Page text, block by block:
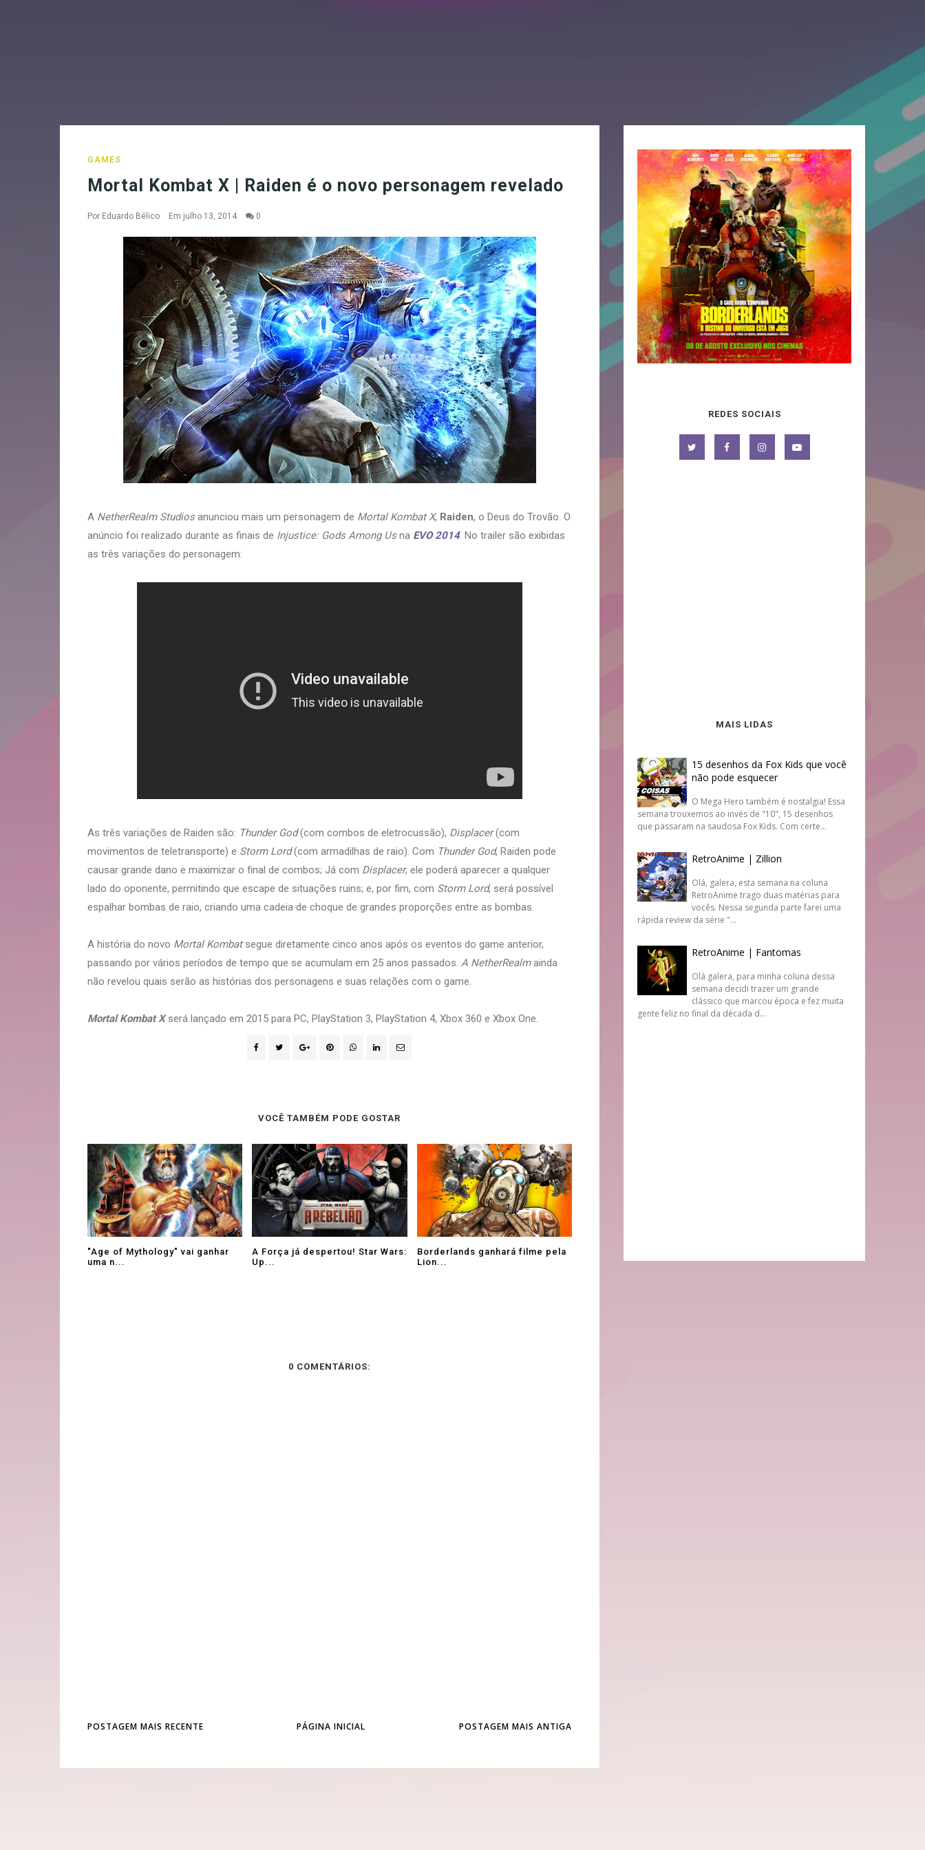
GAMES
Mortal Kombat X | Raiden é o novo personagem revelado
Por Eduardo Bélico Em julho 13, 2014 0
A NetherRealm Studiosanunciou mais um personagem de Mortal Kombat X, Raiden, o Deus do Trovão. O
anúncio foi realizado durante as finais de Injustice: Gods Among Usna EVO 2014. No trailer são exibidas
as três variações do personagem:
As três variações de Raiden são: Thunder God(com combos de eletrocussão), Displacer(com
movimentos de teletransporte) e Storm Lord(com armadilhas de raio). Com Thunder God, Raiden pode
causar grande dano e maximizar o final de combos; Já com Displacer, ele poderá aparecer a qualquer
lado do oponente, permitindo que escape de situações ruins; e, por fim, com Storm Lord, será possível
espalhar bombas de raio, criando uma cadeia de choque de grandes proporções entre as bombas.
A história do novo Mortal Kombatsegue diretamente cinco anos após os eventos do game anterior,
passando por vários períodos de tempo que se acumulam em 25 anos passados. A NetherRealmainda
não revelou quais serão as histórias dos personagens e suas relações com o game.
Mortal Kombat Xserá lançado em 2015 para PC, PlayStation 3, PlayStation 4, Xbox 360 e Xbox One.
VOCÊ TAMBÉM PODE GOSTAR
"Age of Mythology" vai ganhar
uma n...
A Força já despertou! Star Wars:
Up...
Borderlands ganhará filme pela
Lion...
0 COMENTÁRIOS:
POSTAGEM MAIS RECENTE POSTAGEM MAIS ANTIGA
PÁGINA INICIAL
REDES SOCIAIS
MAIS LIDAS
15 desenhos da Fox Kids que você
não pode esquecer
O Mega Hero também é nostalgia! Essa
semana trouxemos ao invés de "10", 15 desenhos
que passaram na saudosa Fox Kids. Com certe...
RetroAnime | Zillion
Olá, galera, esta semana na coluna
RetroAnime trago duas matérias para
vocês. Nessa segunda parte farei uma
rápida review da série "...
RetroAnime | Fantomas
Olá galera, para minha coluna dessa
semana decidi trazer um grande
clássico que marcou época e fez muita
gente feliz no final da década d...